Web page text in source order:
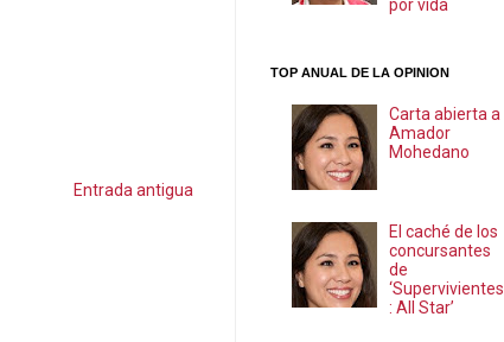
Entrada antigua
por vida
TOP ANUAL DE LA OPINION
Carta abierta a
Amador
Mohedano
El caché de los
concursantes
de
‘Supervivientes
: All Star’